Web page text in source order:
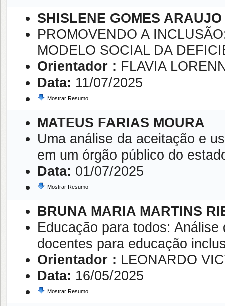
SHISLENE GOMES
PROMOVENDO A
MODELO SOCIAL DA
Orientador : FLAVIA
Data: 11/07/2025
Mostrar Resumo
MATEUS FARIAS MOURA
Uma análise da aceitação e
em um órgão público do
Data: 01/07/2025
Mostrar Resumo
BRUNA MARIA MARTINS
Educação para todos:
docentes para educação
Orientador : LEONARDO
Data: 16/05/2025
Mostrar Resumo